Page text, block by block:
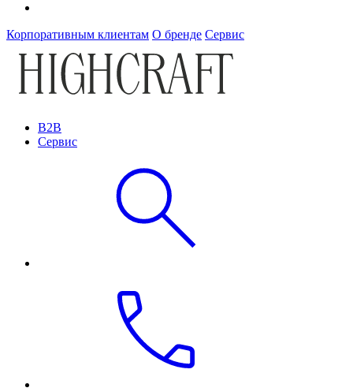
Корпоративным клиентам О бренде Сервис
B2B
Сервис